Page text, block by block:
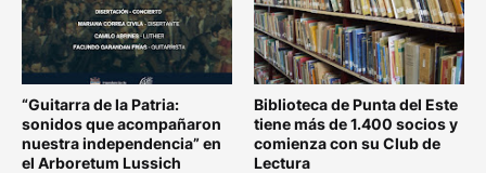
“Guitarra de la Patria:
sonidos que acompañaron
nuestra independencia” en
el Arboretum Lussich
Biblioteca de Punta del Este
tiene más de 1.400 socios y
comienza con su Club de
Lectura